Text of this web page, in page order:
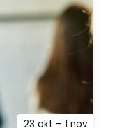
23 okt – 1 nov